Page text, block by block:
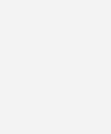
nur für die Räume die mit den
über eine Heizlastberechnung
nachgewiesen werden!?
als erfüllt angesehen, wenn
min. 30% der
beträgt.